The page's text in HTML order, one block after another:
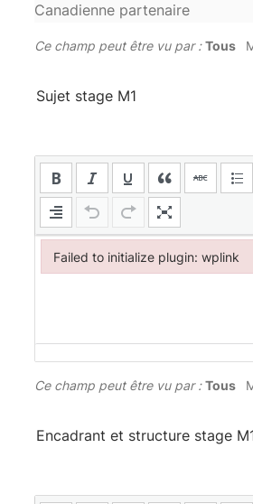
Canadienne partenaire
Ce champ peut être vu par :Tous
Sujet stage M1
Ce champ peut être vu par :Tous
Encadrant et structure stage
Failed to initialize plugin: wplink
Failed to initialize plugin: wplink